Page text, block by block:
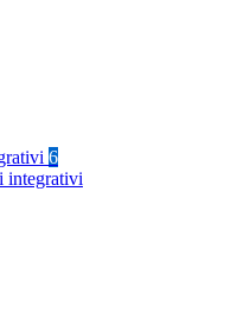
6
integrativi